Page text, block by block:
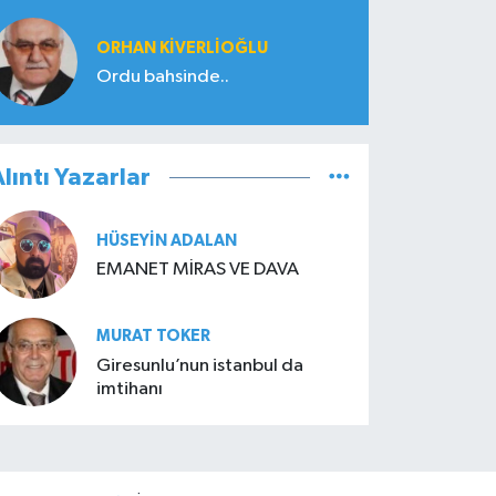
ORHAN KIVERLIOĞLU
Ordu bahsinde..
Yazarlar
HÜSEYIN ADALAN
EMANET MİRAS VE DAVA
MURAT TOKER
Giresunlu’nun istanbul da
imtihanı